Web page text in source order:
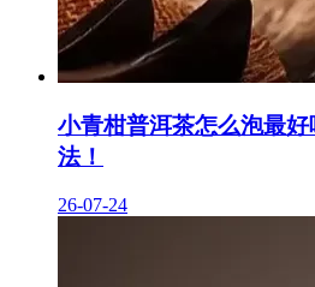
小青柑普洱茶怎么泡最
法！
26-07-24